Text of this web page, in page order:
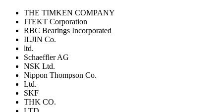
THE TIMKEN COMPANY
JTEKT Corporation
RBC Bearings Incorporated
ILJIN Co.
ltd.
Schaeffler AG
NSK Ltd.
Nippon Thompson Co.
Ltd.
SKF
THK CO.